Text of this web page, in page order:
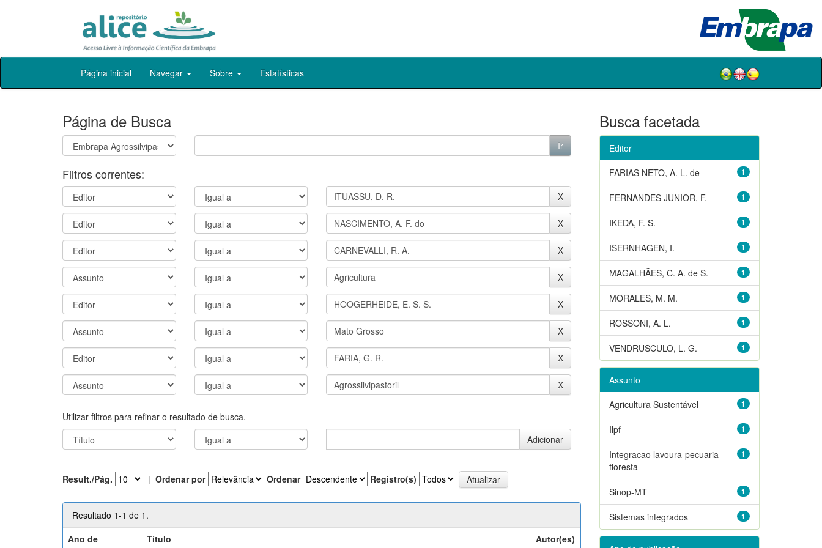
Skip
Página inicial Navegar Sobre Estatísticas
Página de Busca
Filtros correntes:
Utilizar filtros para refinar o resultado de busca.
Result./Pág. | Ordenar por Ordenar Registro(s)
Resultado 1-1 de 1.
Ano de
Título Autor(es)
Busca facetada
Editor
1
FARIAS NETO, A. L. de
1
FERNANDES JUNIOR, F.
1
IKEDA, F. S.
1
ISERNHAGEN, I.
1
MAGALHÃES, C. A. de S.
1
MORALES, M. M.
1
ROSSONI, A. L.
1
VENDRUSCULO, L. G.
Assunto
1
Agricultura Sustentável
1
Ilpf
1
Integracao lavoura-pecuaria-
floresta
1
Sinop-MT
1
Sistemas integrados